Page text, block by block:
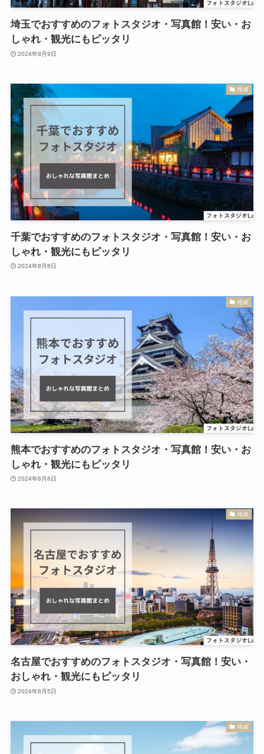
埼玉でおすすめのフォトスタジオ・写真館！安い・お
しゃれ・観光にもピッタリ
2024年8月9日
地域
千葉でおすすめのフォトスタジオ・写真館！安い・お
しゃれ・観光にもピッタリ
2024年8月8日
地域
熊本でおすすめのフォトスタジオ・写真館！安い・お
しゃれ・観光にもピッタリ
2024年8月6日
地域
名古屋でおすすめのフォトスタジオ・写真館！安い・
おしゃれ・観光にもピッタリ
2024年8月5日
地域